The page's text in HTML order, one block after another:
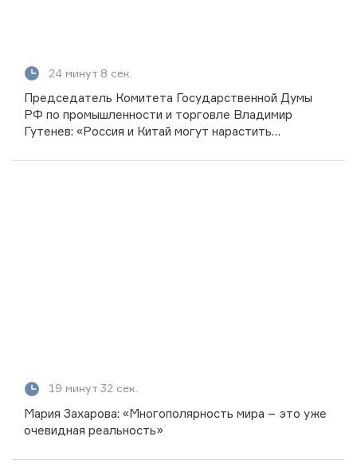
24 минут 8 сек.
Председатель Комитета Государственной Думы
РФ по промышленности и торговле Владимир
Гутенев: «Россия и Китай могут нарастить
19 минут 32 сек.
Мария Захарова: «Многополярность мира – это уже
очевидная реальность»